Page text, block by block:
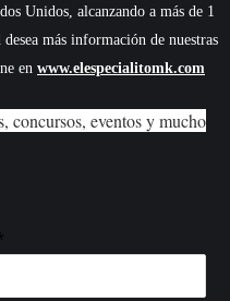
Unidos, alcanzando a más de 1
más información de nuestras
en www.elespecialitomk.com
concursos, eventos y mucho